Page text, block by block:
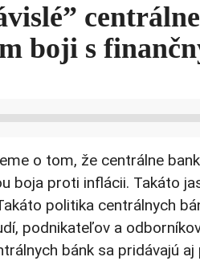
boji s
o tom, že centrálne
boja proti inflácii. Takáto
politika centrálnych
podnikateľov a
bánk sa pridávajú